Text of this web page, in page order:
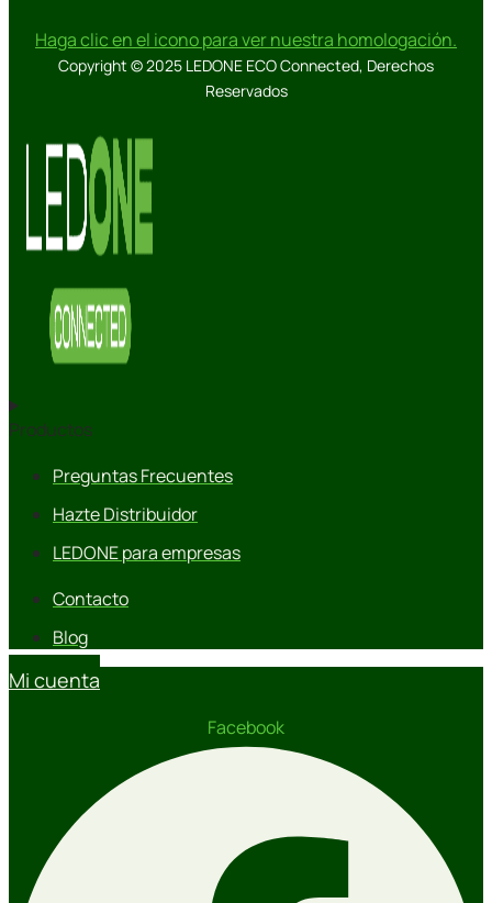
Haga clic en el icono para ver nuestra homologación.
Copyright © 2025 LEDONE ECO Connected, Derechos
Reservados
Productos
Preguntas Frecuentes
Hazte Distribuidor
LEDONE para empresas
Contacto
Blog
Mi cuenta
Facebook